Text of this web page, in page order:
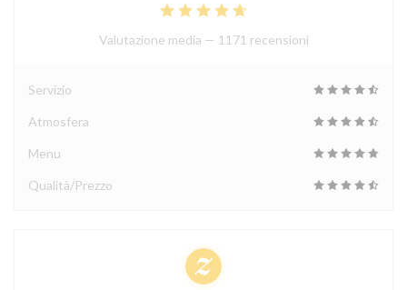
Valutazione media — 1171 recensioni
Servizio
Atmosfera
Menu
Qualità/Prezzo